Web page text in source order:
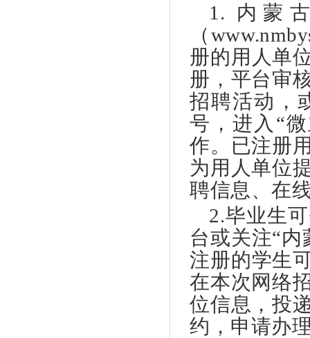
1. 内蒙
（
册的用人单
册，平台审
招聘活动，
号，进入“
作。已注册
为用人单位
聘信息、在
2.毕业生
台或关注“
注册的学生
在本次网络
位信息，投
约，申请办